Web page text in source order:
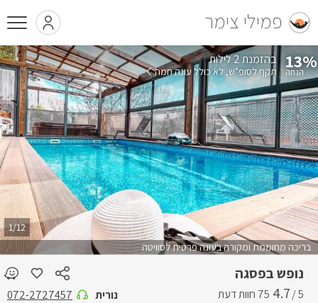
פמילי צימר
נופש בפסגה
5 /
4.7 נורית 072-2727457
בריכה מחוממת ומקורה בעונה פרטית לסוויטה
1/12
13% בהזמנת 2 לילות
תקף לסופ"ש לא כולל עונה חמה